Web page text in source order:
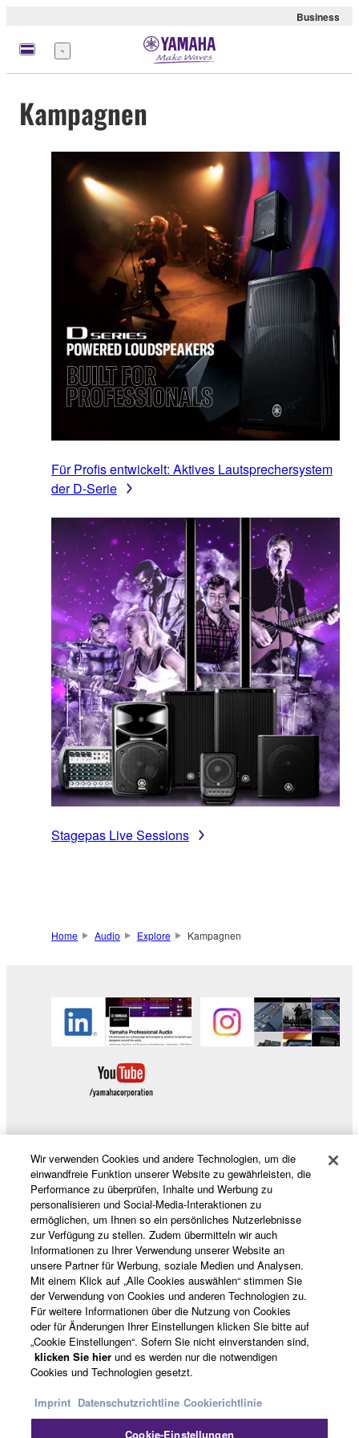
Business
Menü
Kampagnen
Für Profis entwickelt: Aktives Lautsprechersystem
der D-Serie
Stagepas Live Sessions
Home Audio Explore Kampagnen
Produkte und Lösungen
News
Über Yamaha
Österreich - German
Wir verwenden Cookies und andere Technologien, um die
einwandfreie Funktion unserer Website zu gewährleisten, die
Performance zu überprüfen, Inhalte und Werbung zu
personalisieren und Social-Media-Interaktionen zu
ermöglichen, um Ihnen so ein persönliches Nutzerlebnisse
zur Verfügung zu stellen. Zudem übermitteln wir auch
Informationen zu Ihrer Verwendung unserer Website an
unsere Partner für Werbung, soziale Medien und Analysen.
Mit einem Klick auf „Alle Cookies auswählen“ stimmen Sie
der Verwendung von Cookies und anderen Technologien zu.
Für weitere Informationen über die Nutzung von Cookies
oder für Änderungen Ihrer Einstellungen klicken Sie bitte auf
„Cookie Einstellungen“. Sofern Sie nicht einverstanden sind,
klicken Sie hier und es werden nur die notwendigen
Cookies und Technologien gesetzt.
Imprint Datenschutzrichtline Cookierichtlinie
Cookie-Einstellungen